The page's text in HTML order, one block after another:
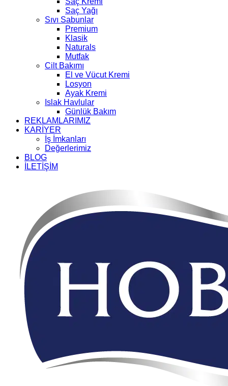
Saç Yağı
Sıvı Sabunlar
Premium
Klasik
Naturals
Mutfak
Cilt Bakımı
El ve Vücut Kremi
Losyon
Ayak Kremi
Islak Havlular
Günlük Bakım
REKLAMLARIMIZ
KARİYER
İş İmkanları
Değerlerimiz
BLOG
İLETİŞİM